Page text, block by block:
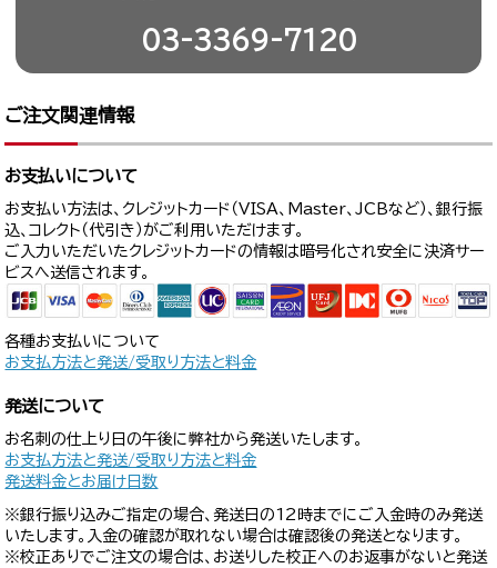
03-3369-7120
ご注文関連情報
お支払いについて
お支払い方法は、クレジットカード（VISA、Master、JCBなど）、銀行振
込、コレクト（代引き）がご利用いただけます。
ご入力いただいたクレジットカードの情報は暗号化され安全に決済サー
ビスへ送信されます。
各種お支払いについて
お支払方法と発送/受取り方法と料金
発送について
お名刺の仕上り日の午後に弊社から発送いたします。
お支払方法と発送/受取り方法と料金
発送料金とお届け日数
※銀行振り込みご指定の場合、発送日の12時までにご入金時のみ発送
いたします。入金の確認が取れない場合は確認後の発送となります。
※校正ありでご注文の場合は、お送りした校正へのお返事がないと発送